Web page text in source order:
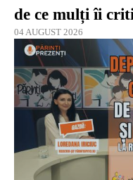
de ce mulți îi
04 AUGUST 2026